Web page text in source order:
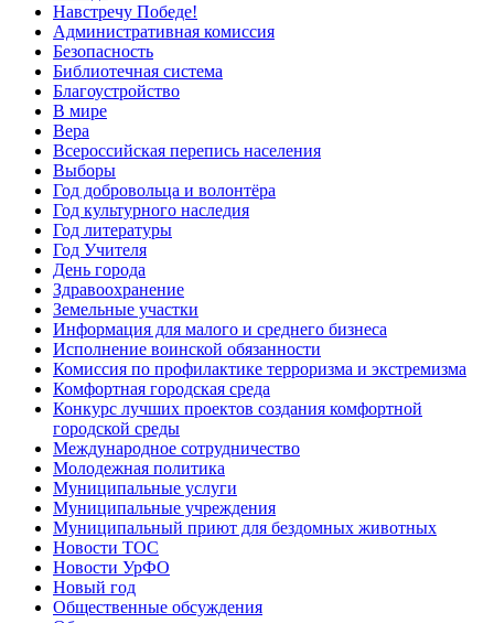
Навстречу Победе!
Административная комиссия
Безопасность
Библиотечная система
Благоустройство
В мире
Вера
Всероссийская перепись населения
Выборы
Год добровольца и волонтёра
Год культурного наследия
Год литературы
Год Учителя
День города
Здравоохранение
Земельные участки
Информация для малого и среднего бизнеса
Исполнение воинской обязанности
Комиссия по профилактике терроризма и экстремизма
Комфортная городская среда
Конкурс лучших проектов создания комфортной
городской среды
Международное сотрудничество
Молодежная политика
Муниципальные услуги
Муниципальные учреждения
Муниципальный приют для бездомных животных
Новости ТОС
Новости УрФО
Новый год
Общественные обсуждения